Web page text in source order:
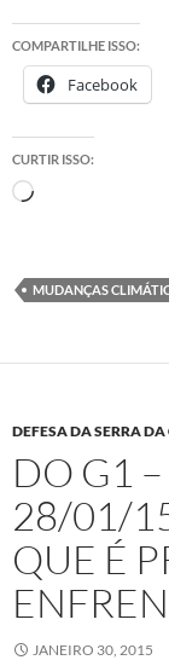
COMPARTILHE ISSO:
Facebook
CURTIR ISSO:
Carregando...
MUDANÇAS
DEFESA DA SERRA
DO G1
28/01/
QUE É
JANEIRO 30, 2015